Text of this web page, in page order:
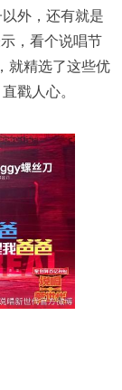
外，还有就是
，看个说唱节
就精选了这些优
戳人心。